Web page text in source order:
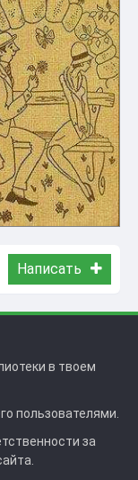
Написать
в твоем
пользователями.
за